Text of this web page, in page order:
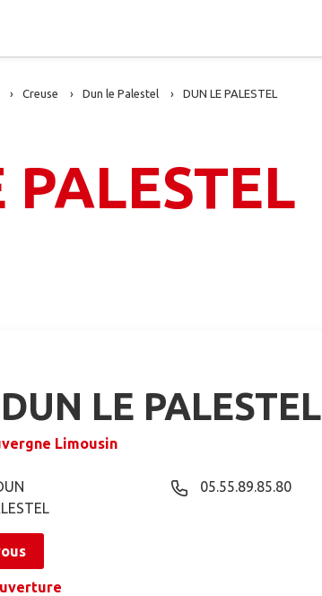
Creuse Dun le Palestel DUN LE PALESTEL
PALESTEL
LE PALESTEL
Limousin
05.55.89.85.80